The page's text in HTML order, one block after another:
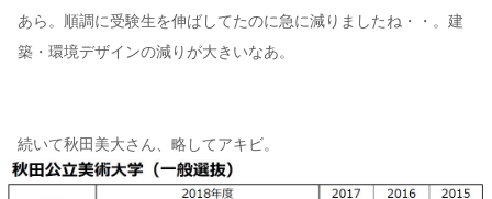
あら。順調に受験生を伸ばしてたのに急に減りましたね・・。建
築・環境デザインの減りが大きいなあ。
続いて秋田美大さん、略してアキビ。